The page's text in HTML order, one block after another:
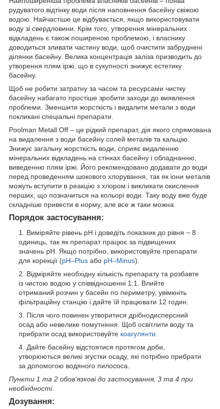
рудуватого відтінку води після наповнення басейну свіжою
водою. Найчастіше це відбувається, якщо використовувати
воду зі свердловини. Крім того, утворення мінеральних
відкладень є також поширеною проблемою, і власнику
доводиться зливати частину води, щоб очистити забруднені
ділянки басейну. Велика концентрація заліза призводить до
утворення плям іржі, що в сукупності знижує естетику
басейну.
Щоб не робити затратну за часом та ресурсами чистку
басейну набагато простіше зробити заходи до виявлення
проблеми. Зменшити жорсткість і видалити метали з води
покликані спеціальні препарати.
Poolman Metall Off – це рідкий препарат, дія якого спрямована
на видалення з води басейну солей металів та кальцію.
Знижує загальну жорсткість води, сприяє видаленню
мінеральних відкладень на стінках басейну і обладнанню,
виведенню плям іржі. Його рекомендовано додавати до води
перед проведенням шокового хлорування, так як іони металів
можуть вступити в реакцію з хлором і викликати окислення
перших, що позначиться на кольорі води. Таку воду вже буде
складніше привести в норму, але все ж таки можна.
Порядок застосування:
Виміряйте рівень pH і доведіть показник до рівня ~ 8
одиниць, так як препарат працює за підвищених
значень pH. Якщо потрібно, використовуйте препарати
для корекції (pH–Plus або pH–Minus).
Відміряйте необхідну кількість препарату та розбавте
із чистою водою у співвідношенні 1:1. Влийте
отриманий розчин у басейн по периметру, увімкніть
фільтраційну станцію і дайте їй працювати 12 годин.
Після чого повинен утворитися дрібнодисперсний
осад або невелике помутніння. Щоб освітлити воду та
прибрати осад використовуйте коагулянти.
Дайте басейну відстоятися протягом доби,
утворюються великі згустки осаду, які потрібно прибрати
за допомогою водяного пилососа.
Пункти 1 та 2 обов'язкові до застосування, 3 та 4 при
необхідності.
Дозування: